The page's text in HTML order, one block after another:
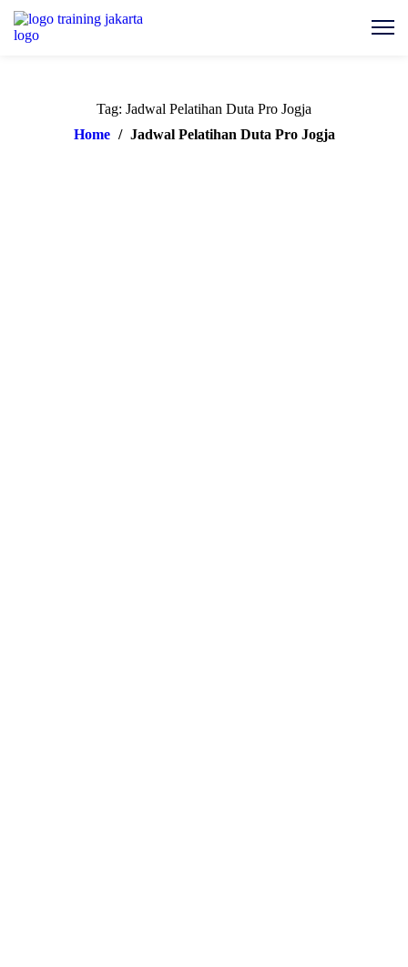
Tag: Jadwal Pelatihan Duta Pro Jogja
Home / Jadwal Pelatihan Duta Pro Jogja